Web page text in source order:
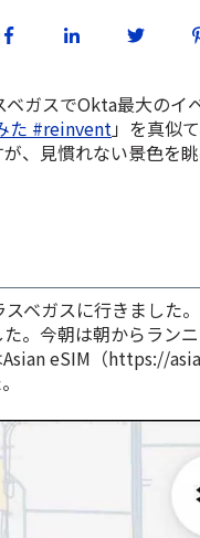
ガスでOkta最大のイ
た #reinvent」を真似
、見慣れない景色を
ベガスに行きました
。今朝は朝からラン
eSIM（https://